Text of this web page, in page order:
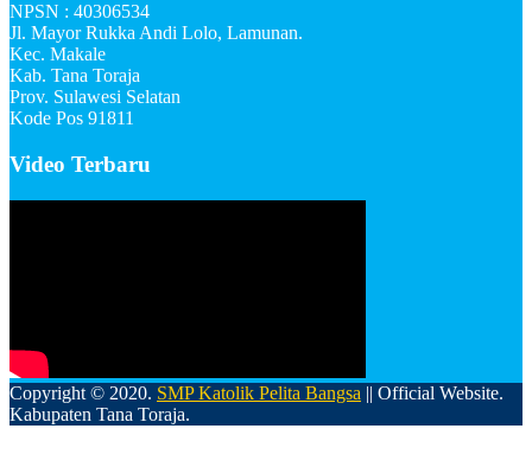
NPSN : 40306534
Jl. Mayor Rukka Andi Lolo, Lamunan.
Kec. Makale
Kab. Tana Toraja
Prov. Sulawesi Selatan
Kode Pos 91811
Video Terbaru
Copyright © 2020. SMP Katolik Pelita Bangsa || Official Website.
Kabupaten Tana Toraja.